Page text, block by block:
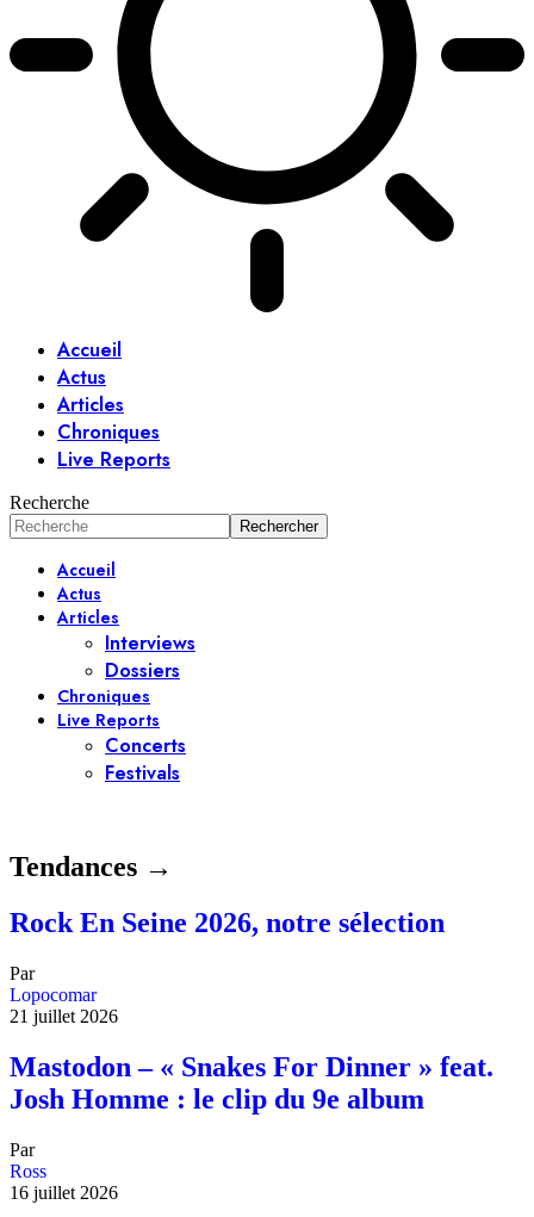
Accueil
Actus
Articles
Chroniques
Live Reports
Recherche
Accueil
Actus
Articles
Interviews
Dossiers
Chroniques
Live Reports
Concerts
Festivals
Tendances →
Rock En Seine 2026, notre sélection
Par
Lopocomar
21 juillet 2026
Mastodon – « Snakes For Dinner » feat.
Josh Homme : le clip du 9e album
Par
Ross
16 juillet 2026